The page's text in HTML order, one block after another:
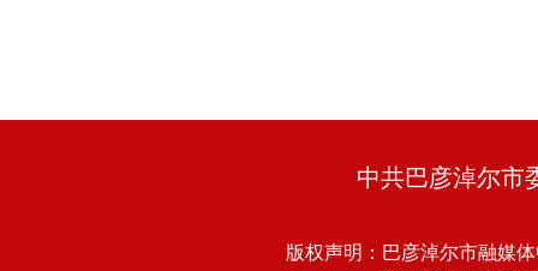
中共巴彦淖尔市
版权声明：巴彦淖尔市融媒